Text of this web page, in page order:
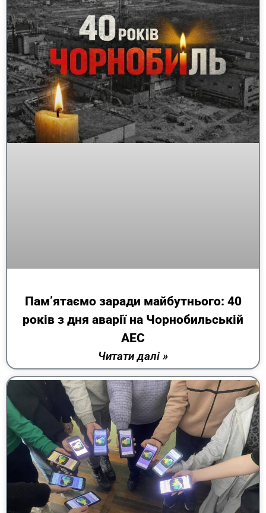
Пам’ятаємо заради майбутнього: 40
років з дня аварії на Чорнобильській
АЕС
Читати далі »